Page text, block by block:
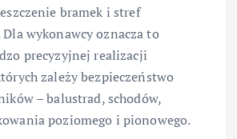
bramek i stref
wykonawcy oznacza to
precyzyjnej realizacji
zależy bezpieczeństwo
– balustrad, schodów,
poziomego i pionowego.